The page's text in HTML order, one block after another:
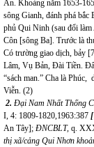
An. Khoảng năm 1653-
sông Gianh, đánh phá
phủ Qui Ninh (sau đổi
Côn [sông Ba]. Trước là
Có trường giao dịch, bảy
Lâm, Vụ Bản, Đài Tiền.
“sách man.” Cha là
Viễn. (2)
2. Đại Nam Nhất Thống
I, 4: 1809-1820,1963:387
An Tây]; ĐNCBLT, q.
thị xã/cảng Qui Nhơn